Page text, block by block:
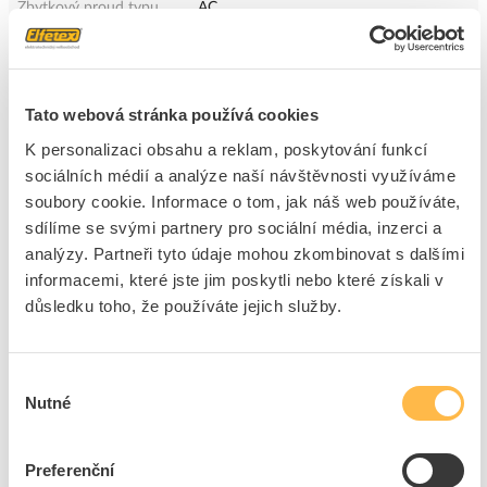
Tato webová stránka používá cookies
K personalizaci obsahu a reklam, poskytování funkcí
sociálních médií a analýze naší návštěvnosti využíváme
soubory cookie. Informace o tom, jak náš web používáte,
sdílíme se svými partnery pro sociální média, inzerci a
analýzy. Partneři tyto údaje mohou zkombinovat s dalšími
informacemi, které jste jim poskytli nebo které získali v
důsledku toho, že používáte jejich služby.
souhlasu
Nutné
Preferenční
Zbytkový proud typu
AC
Jmen. krátkodobý výdržný
proudu
Frekvence
50 Hz
Možnost dalšího zařízení
Ano
S uzavíracím zařízením
Ano
Stupeň krytí (IP)
IP20
Šířka vyjádřená počtem
modulárních jednotek
4
Montážní hloubka
69.5 mm
Připoj.vodič drát vícežilový